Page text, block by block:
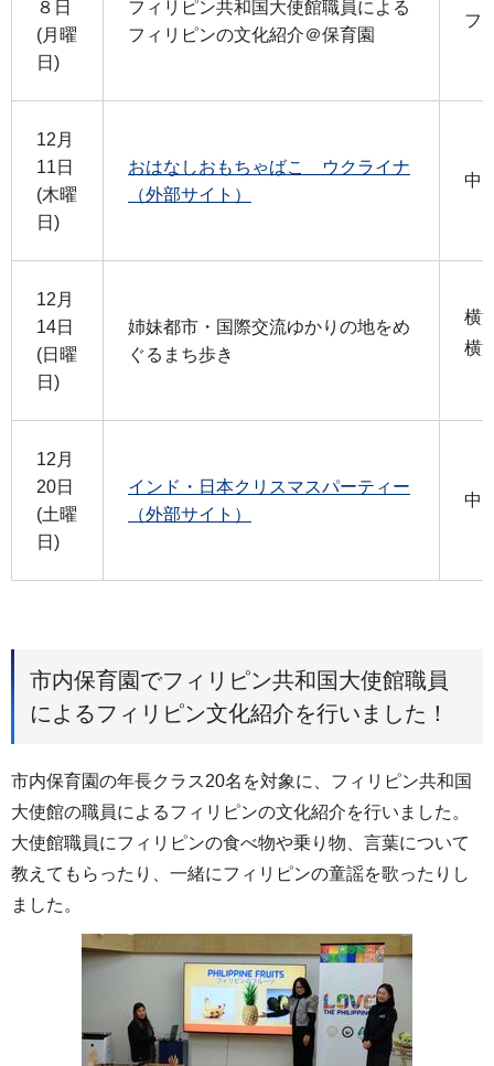
８日
(月曜
日)
フィリピン共和国大使館職員による
フィリピンの文化紹介＠保育園
フ
12月
11日
(木曜
日)
おはなしおもちゃばこ ウクライナ
（外部サイト）
中
12月
14日
(日曜
日)
姉妹都市・国際交流ゆかりの地をめ
ぐるまち歩き
横
横
12月
20日
(土曜
日)
インド・日本クリスマスパーティー
（外部サイト）
中
市内保育園でフィリピン共和国大使館職員
によるフィリピン文化紹介を行いました！
市内保育園の年長クラス20名を対象に、フィリピン共和国
大使館の職員によるフィリピンの文化紹介を行いました。
大使館職員にフィリピンの食べ物や乗り物、言葉について
教えてもらったり、一緒にフィリピンの童謡を歌ったりし
ました。